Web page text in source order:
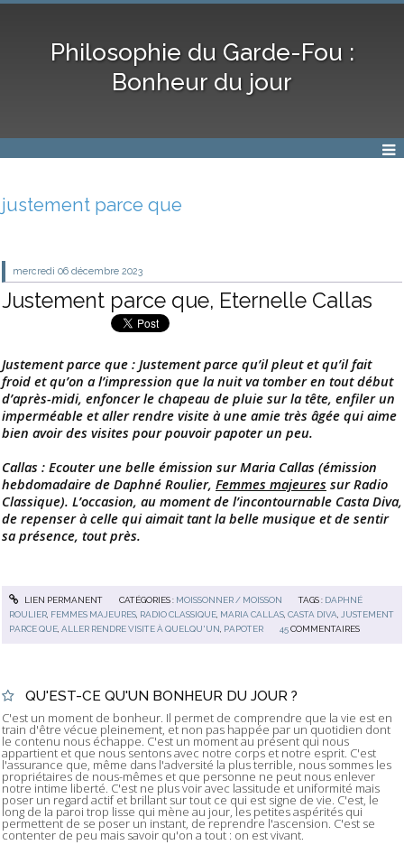
Philosophie du Garde-Fou :
Bonheur du jour
justement parce que
mercredi 06 décembre 2023
Justement parce que, Eternelle Callas
Justement parce que : Justement parce qu’il pleut et qu’il fait
froid et qu’on a l’impression que la nuit va tomber en tout début
d’après-midi, enfoncer le chapeau de pluie sur la tête, enfiler un
imperméable et aller rendre visite à une amie très âgée qui aime
bien avoir des visites pour pouvoir papoter un peu.
Callas : Ecouter une belle émission sur Maria Callas (émission
hebdomadaire de Daphné Roulier, Femmes majeures sur Radio
Classique). L’occasion, au moment de l’incontournable Casta Diva,
de repenser à celle qui aimait tant la belle musique et de sentir
sa présence, tout près.
LIEN PERMANENT CATÉGORIES : MOISSONNER / MOISSON TAGS : DAPHNÉ
ROULIER FEMMES MAJEURES RADIO CLASSIQUE MARIA CALLAS ,CASTA DIVA
JUSTEMENT
PARCE QUE ,ALLER RENDRE VISITE À QUELQU'UN PAPOTER 45 COMMENTAIRES
QU'EST-CE QU'UN BONHEUR DU JOUR ?
C'est un moment de bonheur. Il permet de comprendre que la vie est en
train d'être vécue pleinement, et non pas happée par un quotidien dont
le contenu nous échappe. C'est un moment au présent qui nous
appartient et que nous sentons avec notre corps et notre esprit. C'est
l'assurance que, même dans l'adversité la plus terrible, nous sommes les
propriétaires de nous-mêmes et que personne ne peut nous enlever
notre intime liberté. C'est ne plus voir avec lassitude et uniformité mais
poser un regard actif et brillant sur tout ce qui est signe de vie. C'est, le
long de la paroi trop lisse qui mène au jour, les petites aspérités qui
permettent de se poser un instant, de reprendre l'ascension. C'est se
contenter de peu mais savoir qu'on a tout : on est vivant.